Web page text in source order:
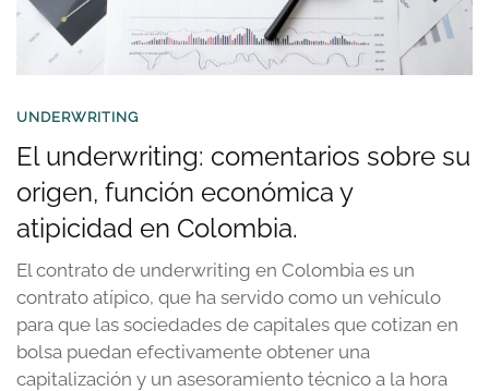
UNDERWRITING
El underwriting: comentarios sobre su
origen, función económica y
atipicidad en Colombia.
El contrato de underwriting en Colombia es un
contrato atípico, que ha servido como un vehículo
para que las sociedades de capitales que cotizan en
bolsa puedan efectivamente obtener una
capitalizaci￳ón y un asesoramiento técnico a la hora